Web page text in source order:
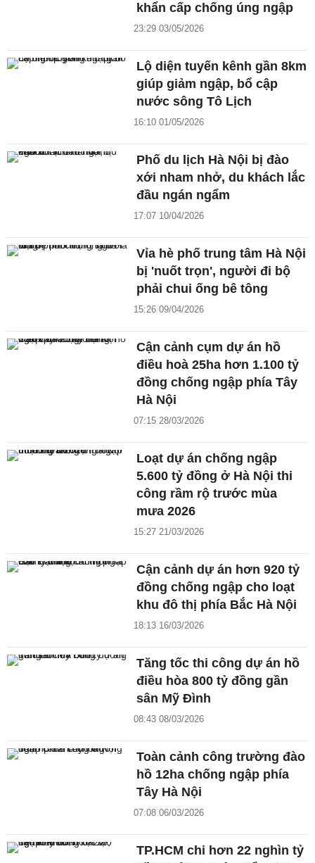
khẩn cấp chống úng ngập
23:29 03/05/2026
Lộ diện tuyến kênh gần 8km
giúp giảm ngập, bổ cập
nước sông Tô Lịch
16:10 01/05/2026
Phố du lịch Hà Nội bị đào
xới nham nhở, du khách lắc
đầu ngán ngẩm
17:07 10/04/2026
Vỉa hè phố trung tâm Hà Nội
bị 'nuốt trọn', người đi bộ
phải chui ống bê tông
15:26 09/04/2026
Cận cảnh cụm dự án hồ
điều hoà 25ha hơn 1.100 tỷ
đồng chống ngập phía Tây
Hà Nội
07:15 28/03/2026
Loạt dự án chống ngập
5.600 tỷ đồng ở Hà Nội thi
công rầm rộ trước mùa
mưa 2026
15:27 21/03/2026
Cận cảnh dự án hơn 920 tỷ
đồng chống ngập cho loạt
khu đô thị phía Bắc Hà Nội
18:13 16/03/2026
Tăng tốc thi công dự án hồ
điều hòa 800 tỷ đồng gần
sân Mỹ Đình
08:43 08/03/2026
Toàn cảnh công trường đào
hồ 12ha chống ngập phía
Tây Hà Nội
07:08 06/03/2026
TP.HCM chi hơn 22 nghìn tỷ